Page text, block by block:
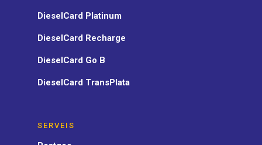
DieselCard Platinum
DieselCard Recharge
DieselCard Go B
DieselCard TransPlata
SERVEIS